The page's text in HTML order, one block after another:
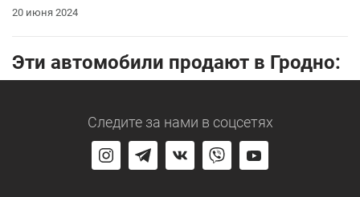
20 июня 2024
Эти автомобили продают в Гродно:
Следите за нами в соцсетях